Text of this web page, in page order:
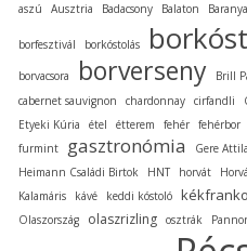
aszú Ausztria Badacsony Balaton Baranya
borfesztivál borkóstolás
borvacsora borverseny Brill
cabernet sauvignon chardonnay cirfandli
Etyeki Kúria
étel étterem fehér fehérbor
furmint
gasztronómia Gere Attila
Heimann Családi Birtok
HNT horvát
Kalamáris kávé keddi kóstoló
Olaszország
olaszrizling osztrák